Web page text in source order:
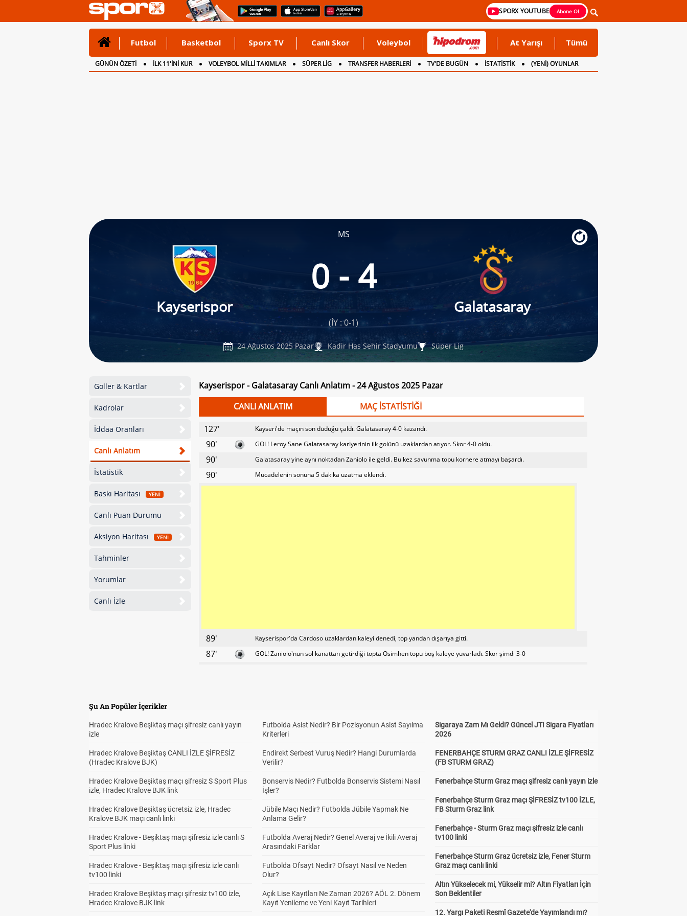
SPORX YOUTUBE Abone Ol
Futbol Basketbol Sporx TV Canlı Skor Voleybol At Yarışı Tümü
GÜNÜN ÖZETİ İLK 11'İNİ KUR VOLEYBOL MİLLİ TAKIMLAR SÜPER LİG TRANSFER HABERLERİ TV'DE BUGÜN İSTATİSTİK
(YENİ) OYUNLAR
CANLI ANLATIM
İNGİLTERE
MS
Kayserispor
0 - 4
Galatasaray
(İY : 0-1)
24 Ağustos 2025 Pazar Kadir Has Sehir Stadyumu Süper Lig
Goller & Kartlar
Kadrolar
İddaa Oranları
Canlı Anlatım
İstatistik
Baskı Haritası YENİ
Canlı Puan Durumu
Aksiyon Haritası YENİ
Tahminler
Yorumlar
Canlı İzle
Kayserispor - Galatasaray Canlı Anlatım - 24 Ağustos 2025 Pazar
CANLI ANLATIM
MAÇ İSTATİSTİĞİ
127'
Kayseri'de maçın son düdüğü çaldı. Galatasaray 4-0 kazandı.
90' GOL! Leroy Sane Galatasaray karİyerinin ilk golünü uzaklardan atıyor. Skor 4-0 oldu.
90' Galatasaray yine aynı noktadan Zaniolo ile geldi. Bu kez savunma topu kornere atmayı başardı.
90' Mücadelenin sonuna 5 dakika uzatma eklendi.
89' Kayserispor'da Cardoso uzaklardan kaleyi denedi, top yandan dışarıya gitti.
87' GOL! Zaniolo'nun sol kanattan getirdiği topta Osimhen topu boş kaleye yuvarladı. Skor şimdi 3-0
girdi.
Galatasaray'da Günay Güvenç sarı kart gördü
Kayserispor Miguel Cardoso ile sol kanattan etkili geldi. Günay ile arşı karşıya kalan futbolcu sol çaprazdan
Şu An Popüler İçerikler
Hradec Kralove Beşiktaş maçı şifresiz canlı yayın
izle
Hradec Kralove Beşiktaş CANLI İZLE ŞİFRESİZ
(Hradec Kralove BJK)
Hradec Kralove Beşiktaş maçı şifresiz S Sport Plus
izle, Hradec Kralove BJK link
Hradec Kralove Beşiktaş ücretsiz izle, Hradec
Kralove BJK maçı canlı linki
Hradec Kralove - Beşiktaş maçı şifresiz izle canlı S
Sport Plus linki
Hradec Kralove - Beşiktaş maçı şifresiz izle canlı
tv100 linki
Hradec Kralove Beşiktaş maçı şifresiz tv100 izle,
Hradec Kralove BJK link
Futbolda Asist Nedir? Bir Pozisyonun Asist Sayılma
Kriterleri
Endirekt Serbest Vuruş Nedir? Hangi Durumlarda
Verilir?
Bonservis Nedir? Futbolda Bonservis Sistemi Nasıl
İşler?
Jübile Maçı Nedir? Futbolda Jübile Yapmak Ne
Anlama Gelir?
Futbolda Averaj Nedir? Genel Averaj ve İkili Averaj
Arasındaki Farklar
Futbolda Ofsayt Nedir? Ofsayt Nasıl ve Neden
Olur?
Açık Lise Kayıtları Ne Zaman 2026? AÖL 2. Dönem
Kayıt Yenileme ve Yeni Kayıt Tarihleri
Sigaraya Zam Mı Geldi? Güncel JTI Sigara Fiyatları
2026
FENERBAHÇE STURM GRAZ CANLI İZLE ŞİFRESİZ
(FB STURM GRAZ)
Fenerbahçe Sturm Graz maçı şifresiz canlı yayın izle
Fenerbahçe Sturm Graz maçı ŞİFRESİZ tv100 İZLE,
FB Sturm Graz link
Fenerbahçe - Sturm Graz maçı şifresiz izle canlı
tv100 linki
Fenerbahçe Sturm Graz ücretsiz izle, Fener Sturm
Graz maçı canlı linki
Altın Yükselecek mi, Yükselir mi? Altın Fiyatları İçin
Son Beklentiler
12. Yargı Paketi Resmî Gazete'de Yayımlandı mı?